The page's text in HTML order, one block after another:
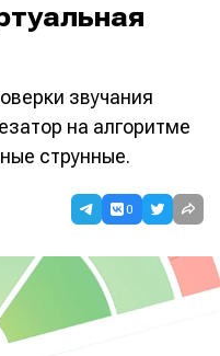
звучания
на алгоритме
струнные.
0